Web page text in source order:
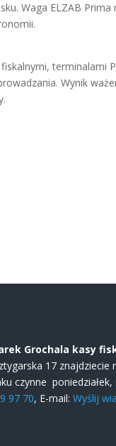
Waga ELZAB
terminalami
Wynik
Grochala kasy
17
czynne
97 70, E-mail: Wyślij